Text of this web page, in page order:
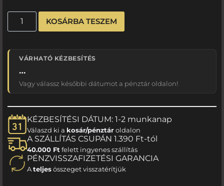
KOSÁRBA TESZEM
VÁRHATÓ KÉZBESÍTÉS
…
Vagy válassz későbbi dátumot a pénztár oldalon!
KÉZBESÍTÉSI DÁTUM: 1-2 munkanap
Válaszd ki a kosár/pénztároldalon
A SZÁLLÍTÁS CSUPÁN 1.390 Ft-tól
40.000 Ft felett ingyenes szállítás
PÉNZVISSZAFIZETÉSI GARANCIA
Ateljesösszeget visszatérítjük